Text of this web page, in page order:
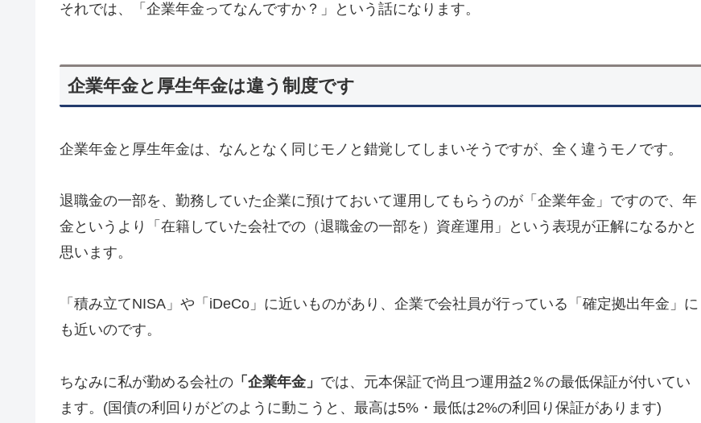
それでは、「企業年金ってなんですか？」という話になります。
企業年金と厚生年金は違う制度です
企業年金と厚生年金は、なんとなく同じモノと錯覚してしまいそうですが、全く違うモノです。
退職金の一部を、勤務していた企業に預けておいて運用してもらうのが「企業年金」ですので、年
金というより「在籍していた会社での（退職金の一部を）資産運用」という表現が正解になるかと
思います。
「積み立てNISA」や「iDeCo」に近いものがあり、企業で会社員が行っている「確定拠出年金」に
も近いのです。
ちなみに私が勤める会社の 「企業年金」 では、元本保証で尚且つ運用益2％の最低保証が付いてい
ます。(国債の利回りがどのように動こうと、最高は5%・最低は2%の利回り保証があります)